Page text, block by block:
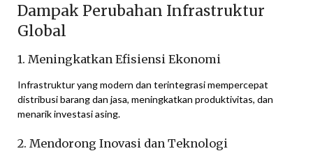
Dampak Perubahan Infrastruktur
Global
1. Meningkatkan Efisiensi Ekonomi
Infrastruktur yang modern dan terintegrasi mempercepat
distribusi barang dan jasa, meningkatkan produktivitas, dan
menarik investasi asing.
2. Mendorong Inovasi dan Teknologi